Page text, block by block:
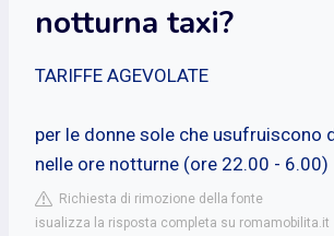
notturna taxi?
TARIFFE AGEVOLATE
per le donne sole che usufruiscono
nelle ore notturne (ore 22.00 - 6.00)
Richiesta di rimozione della fonte
isualizza la risposta completa su romamobilita.it